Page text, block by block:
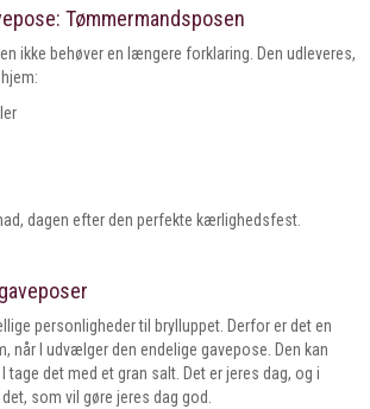
Tømmermandsposen
ikke behøver en længere forklaring. Den udleveres,
dagen efter den perfekte kærlighedsfest.
personligheder til brylluppet. Derfor er det en
når I udvælger den endelige gavepose. Den kan
tage det med et gran salt. Det er jeres dag, og i
som vil gøre jeres dag god.